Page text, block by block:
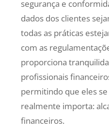
segurança e
dados dos clientes
todas as práticas
com as
proporciona
profissionais
permitindo que eles
realmente importa:
financeiros.